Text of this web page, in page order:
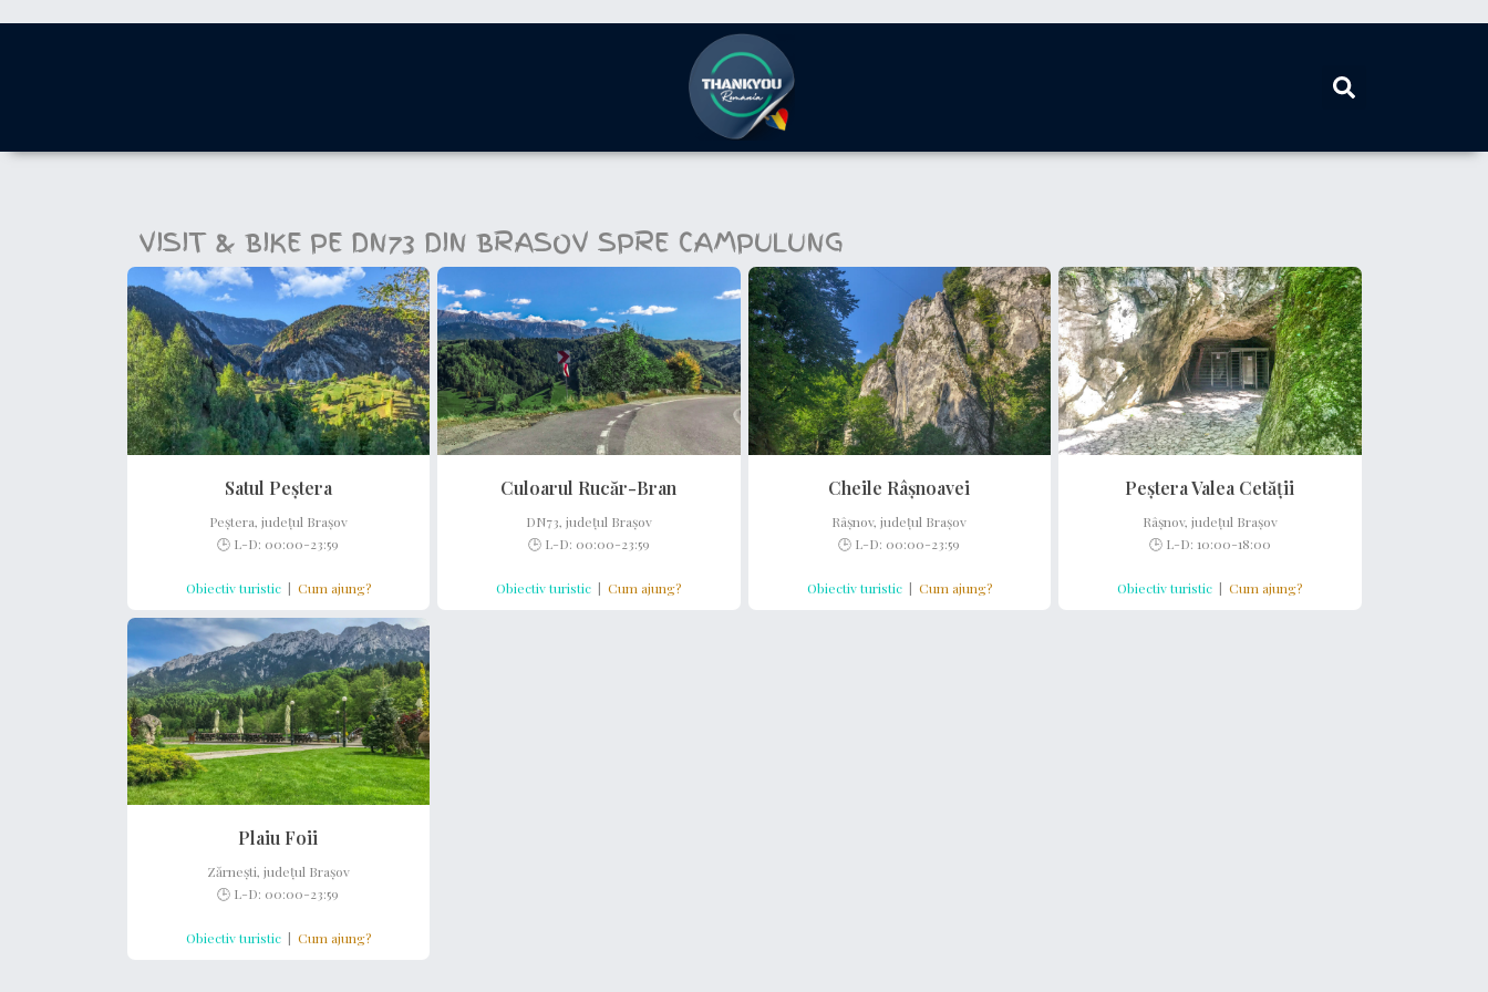
VISIT & BIKE PE DN73 DIN BRASOV SPRE CAMPULUNG
Satul Peștera
Peștera, județul Brașov
🕒 L-D: 00:00-23:59
Obiectiv turistic | Cum ajung?
Culoarul Rucăr-Bran
DN73, județul Brașov
🕒 L-D: 00:00-23:59
Obiectiv turistic | Cum ajung?
Cheile Râșnoavei
Râșnov, județul Brașov
🕒 L-D: 00:00-23:59
Obiectiv turistic | Cum ajung?
Peștera Valea Cetății
Râșnov, județul Brașov
🕒 L-D: 10:00-18:00
Obiectiv turistic | Cum ajung?
Plaiu Foii
Zărnești, județul Brașov
🕒 L-D: 00:00-23:59
Obiectiv turistic | Cum ajung?